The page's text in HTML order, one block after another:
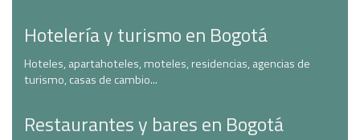
Hotelería y turismo en Bogotá
Hoteles, apartahoteles, moteles, residencias, agencias de
turismo, casas de cambio...
Restaurantes y bares en Bogotá